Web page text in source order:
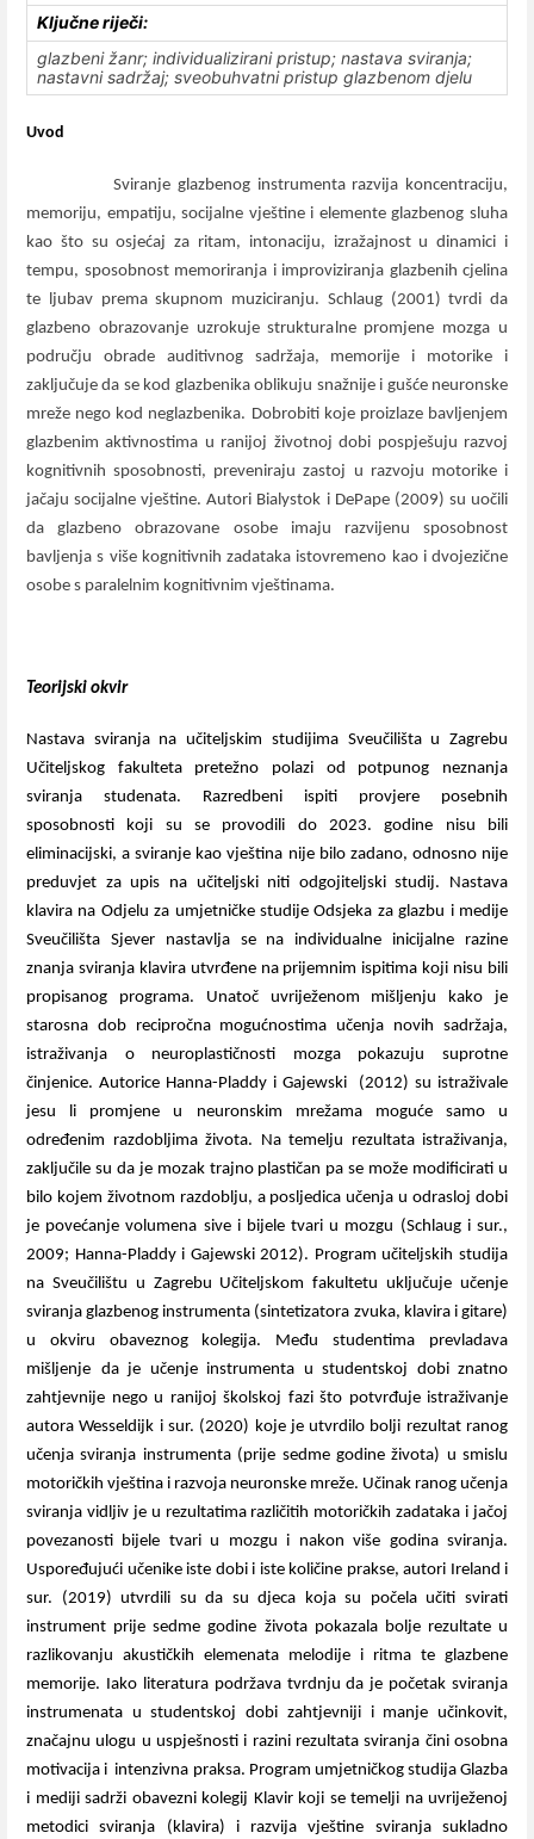
Ključne riječi:
glazbeni žanr; individualizirani pristup; nastava sviranja;
nastavni sadržaj; sveobuhvatni pristup glazbenom djelu
Uvod
Sviranje glazbenog instrumenta razvija koncentraciju,
memoriju, empatiju, socijalne vještine i elemente glazbenog sluha
kao što su osjećaj za ritam, intonaciju, izražajnost u dinamici i
tempu, sposobnost memoriranja i improviziranja glazbenih cjelina
te ljubav prema skupnom muziciranju. Schlaug (2001)tvrdi da
glazbeno obrazovanje uzrokuje strukturalne promjene mozga u
području obrade auditivnog sadržaja, memorije i motorike i
zaključuje da se kod glazbenika oblikuju snažnije i gušće neuronske
mreže nego kod neglazbenika. Dobrobiti koje proizlaze bavljenjem
glazbenim aktivnostima u ranijoj životnoj dobi pospješuju razvoj
kognitivnih sposobnosti, preveniraju zastoj u razvoju motorike i
jačaju socijalne vještine. Autori Bialystok i DePape (2009) su uočili
da glazbeno obrazovane osobe imaju razvijenu sposobnost
bavljenja s više kognitivnih zadataka istovremeno kao i dvojezične
osobe s paralelnim kognitivnim vještinama.
Teorijski okvir
Nastava sviranja na učiteljskim studijima Sveučilišta u Zagrebu
Učiteljskog fakulteta pretežno polazi od potpunog neznanja
sviranja studenata. Razredbeni ispiti provjere posebnih
sposobnosti koji su se provodili do 2023. godine nisu bili
eliminacijski, a sviranje kao vještina nije bilo zadano, odnosno nije
preduvjet za upis na učiteljski niti odgojiteljski studij. Nastava
klavira na Odjelu za umjetničke studije Odsjeka za glazbu i medije
Sveučilišta Sjever nastavlja se na individualne inicijalne razine
znanja sviranja klavira utvrđene na prijemnim ispitima koji nisu bili
propisanog programa. Unatoč uvriježenom mišljenju kako je
starosna dob recipročna mogućnostima učenja novih sadržaja,
istraživanja o neuroplastičnosti mozga pokazuju suprotne
činjenice. Autorice Hanna-Pladdy i Gajewski
(2012) su istraživale
jesu li promjene u neuronskim mrežama moguće samo u
određenim razdobljima života. Na temelju rezultata istraživanja,
zaključile su da je mozak trajno plastičan pa se može modificirati u
bilo kojem životnom razdoblju, a posljedica učenja u odrasloj dobi
je povećanje volumena sive i bijele tvari u mozgu (Schlaug i sur.,
2009; Hanna-Pladdy i Gajewski 2012). Program učiteljskih studija
na Sveučilištu u Zagrebu Učiteljskom fakultetu uključuje učenje
sviranja glazbenog instrumenta (sintetizatora zvuka, klavira i gitare)
u okviru obaveznog kolegija. Među studentima prevladava
mišljenje da je učenje instrumenta u studentskoj dobi znatno
zahtjevnije nego u ranijoj školskoj fazi što potvrđuje istraživanje
autora Wesseldijk i sur. (2020) koje je utvrdilo bolji rezultat ranog
učenja sviranja instrumenta (prije sedme godine života) u smislu
motoričkih vještina i razvoja neuronske mreže. Učinak ranog učenja
sviranja vidljiv je u rezultatima različitih motoričkih zadataka i jačoj
povezanosti bijele tvari u mozgu i nakon više godina sviranja.
Uspoređujući učenike iste dobi i iste količine prakse, autori Ireland i
sur. (2019) utvrdili su da su djeca koja su počela učiti svirati
instrument prije sedme godine života pokazala bolje rezultate u
razlikovanju akustičkih elemenata melodije i ritma te glazbene
memorije. Iako literatura podržava tvrdnju da je početak sviranja
instrumenata u studentskoj dobi zahtjevniji i manje učinkovit,
značajnu ulogu u uspješnosti i razini rezultata sviranja čini osobna
motivacija i intenzivna praksa. Program umjetničkog studija Glazba
i mediji sadrži obavezni kolegij Klavir koji se temelji na uvriježenoj
metodici sviranja (klavira) i razvija vještine sviranja sukladno